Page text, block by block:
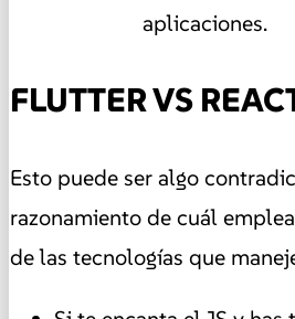
aplicaciones.
FLUTTER VS
Esto puede ser algo
razonamiento de cuál
de las tecnologías que